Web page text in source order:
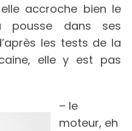
accroche bien le
pousse dans ses
les tests de la
elle y est pas
– le
moteur, eh